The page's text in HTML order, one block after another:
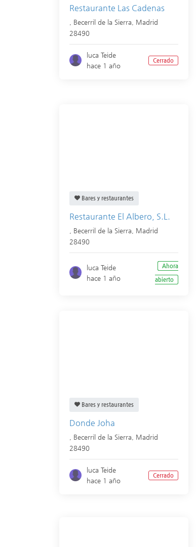
Restaurante Las Cadenas
Becerril de la Sierra
Madrid
28490
luca Teide
hace 1 año
Cerrado
Bares y restaurantes
Restaurante El Albero, S.L.
Becerril de la Sierra
Madrid
28490
luca Teide
hace 1 año
Ahora
abierto
Bares y restaurantes
Donde Joha
Becerril de la Sierra
Madrid
28490
luca Teide
hace 1 año
Cerrado